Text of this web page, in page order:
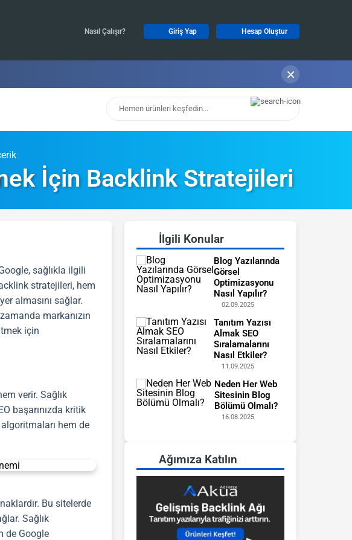
Nasıl Çalışır? Giriş Yap Hesap Oluştur
×
İçin Backlink Stratejileri
sağlıkla ilgili
stratejileri, hem
almasını sağlar.
markanızın
için
verir. Sağlık
başarınızda kritik
algoritmaları hem de
Bu sitelerde
Sağlık
de Google
İlgili Konular
Blog Yazılarında
Görsel
Optimizasyonu
Nasıl Yapılır?
02.09.2025
Tanıtım Yazısı
Almak SEO
Sıralamalarını
Nasıl Etkiler?
11.09.2025
Neden Her Web
Sitesinin Blog
Bölümü Olmalı?
16.08.2025
Ağımıza Katılın